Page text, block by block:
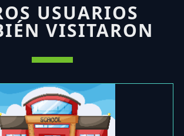
USUARIOS
VISITARON